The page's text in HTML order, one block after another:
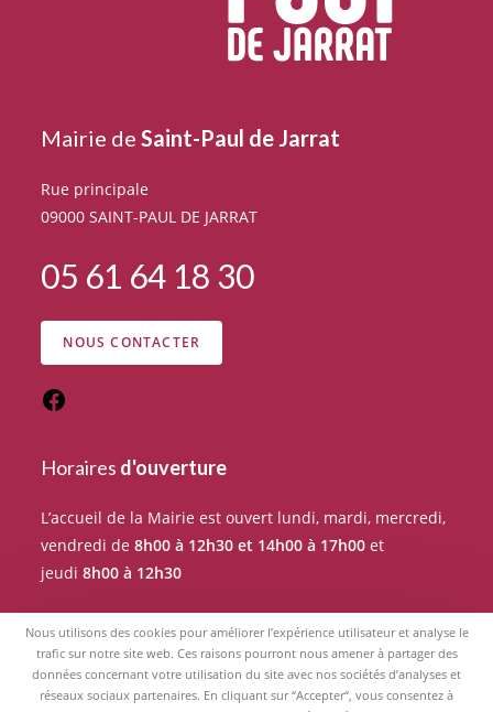
Mairie deSaint-Paul de Jarrat
Rue principale
09000 SAINT-PAUL DE JARRAT
05 61 64 18 30
NOUS CONTACTER
Horaires d'ouverture
L’accueil de la Mairie est ouvert lundi, mardi, mercredi,
vendredi de8h00 à 12h30 et 14h00 à 17h00 et
jeudi8h00 à 12h30
Pour tout rendez-vous avec un élu du Conseil
municipal, merci de prendre RDV auprès de l’accueil de
la Mairie.
Nous utilisons des cookies pour améliorer l’expérience utilisateur et analyse le
trafic sur notre site web. Ces raisons pourront nous amener à partager des
données concernant votre utilisation du site avec nos sociétés d’analyses et
réseaux sociaux partenaires. En cliquant sur “Accepter“, vous consentez à